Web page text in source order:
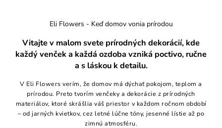
Eli Flowers - Keď domov vonia prírodou
Vitajte v malom svete prírodných dekorácií, kde
každý venček a každá ozdoba vzniká poctivo, ručne
a s láskou k detailu.
V Eli Flowers verím, že domov má dýchať pokojom, teplom a
prírodou. Preto tvorím venčeky a dekorácie z prírodných
materiálov, ktoré skrášlia váš priestor v každom ročnom období
– od jarných kvietkov, cez letné lúčne tóny, jesenné lístie až po
zimnú atmosféru.